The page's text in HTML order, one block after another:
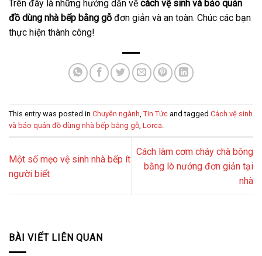
Trên đây là những hướng dẫn về cách vệ sinh và bảo quản
đồ dùng nhà bếp bằng gỗ đơn giản và an toàn. Chúc các bạn
thực hiện thành công!
This entry was posted in Chuyên ngành, Tin Tức and tagged Cách vệ sinh
và bảo quản đồ dùng nhà bếp bằng gỗ, Lorca.
Một số mẹo vệ sinh nhà bếp ít
người biết
Cách làm cơm cháy chà bông
bằng lò nướng đơn giản tại
nhà
BÀI VIẾT LIÊN QUAN